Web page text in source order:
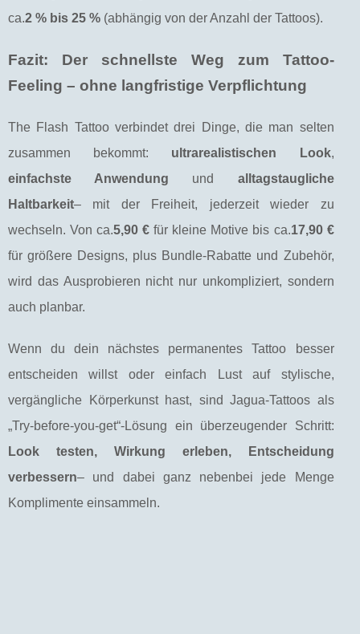
ca.2 % bis 25 % (abhängig von der Anzahl der Tattoos).
Fazit: Der schnellste Weg zum Tattoo-
Feeling – ohne langfristige Verpflichtung
The Flash Tattoo verbindet drei Dinge, die man selten
zusammen bekommt: ultrarealistischen Look,
einfachste Anwendung und alltagstaugliche
Haltbarkeit– mit der Freiheit, jederzeit wieder zu
wechseln. Von ca.5,90 € für kleine Motive bis ca.17,90 €
für größere Designs, plus Bundle-Rabatte und Zubehör,
wird das Ausprobieren nicht nur unkompliziert, sondern
auch planbar.
Wenn du dein nächstes permanentes Tattoo besser
entscheiden willst oder einfach Lust auf stylische,
vergängliche Körperkunst hast, sind Jagua-Tattoos als
„Try-before-you-get“-Lösung ein überzeugender Schritt:
Look testen, Wirkung erleben, Entscheidung
verbessern– und dabei ganz nebenbei jede Menge
Komplimente einsammeln.